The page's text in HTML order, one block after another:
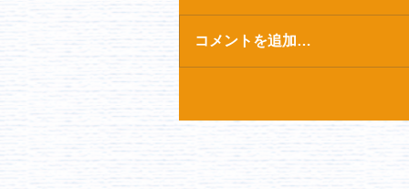
コメントを追加…